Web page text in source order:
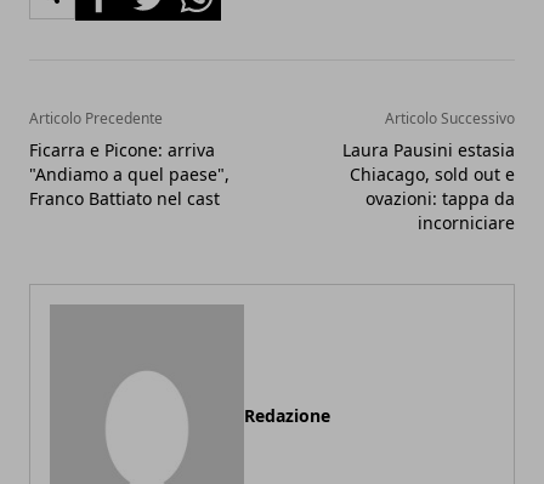
Articolo Precedente
Ficarra e Picone: arriva
"Andiamo a quel paese",
Franco Battiato nel cast
Articolo Successivo
Laura Pausini estasia
Chiacago, sold out e
ovazioni: tappa da
incorniciare
Redazione